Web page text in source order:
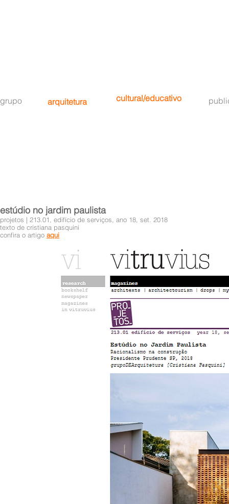
grupo arquitetura cultural/educativo
estúdio no jardim paulista
projetos | 213.01, edifício de serviços, ano 18, set. 2018
texto de cristiana pasquini
confira o artigo aqui